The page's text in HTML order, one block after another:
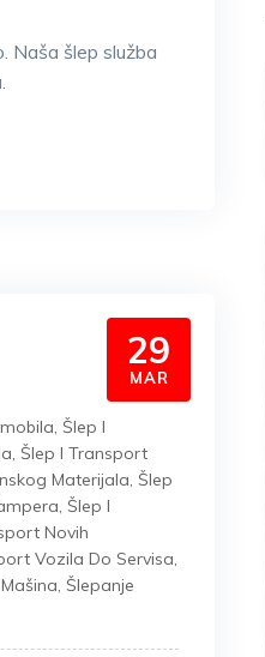
Naša šlep služba
29
MAR
, Šlep I
, Šlep I Transport
Materijala, Šlep
, Šlep I
Novih
Vozila Do Servisa,
, Šlepanje